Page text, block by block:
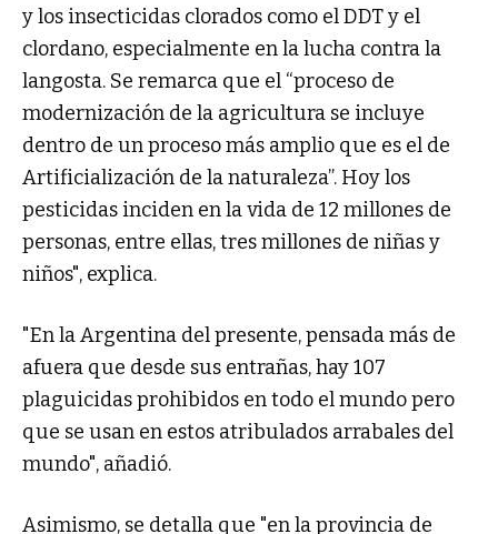
y los insecticidas clorados como el DDT y el
clordano, especialmente en la lucha contra la
langosta. Se remarca que el “proceso de
modernización de la agricultura se incluye
dentro de un proceso más amplio que es el de
Artificialización de la naturaleza”. Hoy los
pesticidas inciden en la vida de 12 millones de
personas, entre ellas, tres millones de niñas y
niños", explica.
"En la Argentina del presente, pensada más de
afuera que desde sus entrañas, hay 107
plaguicidas prohibidos en todo el mundo pero
que se usan en estos atribulados arrabales del
mundo", añadió.
Asimismo, se detalla que "en la provincia de